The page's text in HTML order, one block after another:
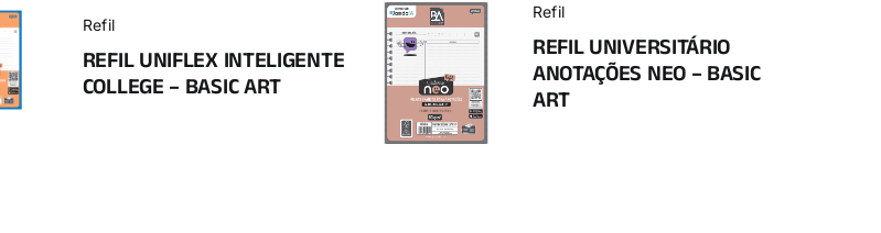
Refil
REFIL UNIFLEX INTELIGENTE
COLLEGE – BASIC ART
Refil
REFIL UNIVERSITÁRIO
ANOTAÇÕES NEO – BASIC
ART